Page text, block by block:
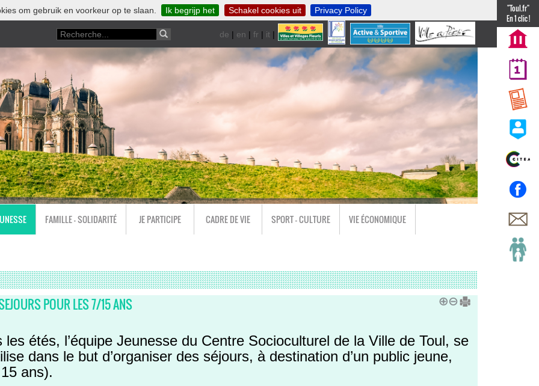
om gebruik en voorkeur op te slaan. Ik begrijp het Schakel cookies uit Privacy Policy
de | en | fr | it | nl
"Toul.fr"
En 1 clic !
FAMILLE - SOLIDARITÉ JE PARTICIPE CADRE DE VIE SPORT - CULTURE VIE ÉCONOMIQUE
POUR LES 7/15 ANS
les étés, l’équipe Jeunesse du Centre Socioculturel de la Ville de Toul, se
dans le but d’organiser des séjours, à destination d’un public jeune,
ans).